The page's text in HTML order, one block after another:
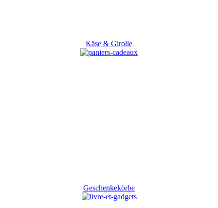
Käse & Girolle
Geschenkekörbe